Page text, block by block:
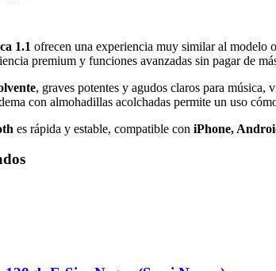
1.1 ofrecen una experiencia muy similar al modelo
premium y funciones avanzadas sin pagar de
, graves potentes y agudos claros para música,
con almohadillas acolchadas permite un uso
es rápida y estable, compatible con iPhone,